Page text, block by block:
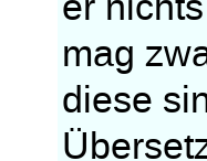
mag
diese